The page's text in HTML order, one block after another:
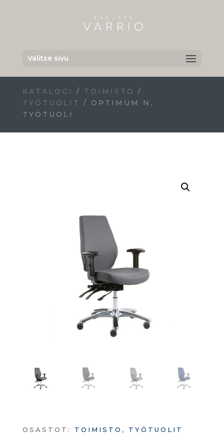
Valitse sivu
KATALOGI / TOIMISTO
/
TYÖTUOLIT
/ OPTIMUM N,
TYÖTUOLI
OSASTOT: TOIMISTO , TYÖTUOLIT